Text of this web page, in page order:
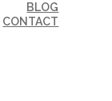
BLOG
CONTACT